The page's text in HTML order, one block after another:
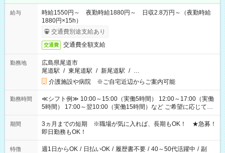
給与
時給1550円～ 夜勤時給1880円～ 日収2.8万円～（夜勤時給
1880円×15h）
交通費別途支給あり
交通費 交通費全額支給
勤務地
広島県尾道市
尾道駅 / 東尾道駅 / 新尾道駅 / …
介護施設や病院 ※ご自宅近辺からご案内可能
勤務時間
≪シフト例≫ 10:00～15:00（実働5時間） 12:00～17:00（実働
5時間） 17:00～翌10:00（実働15時間）など ご希望に応じて、
働く時間は調整できます！ お気軽に担当へ相談ください！
期間
3ヵ月までの短期 ※職場が気に入れば、長期もOK！ ★急募！
即日勤務もOK！
特徴 週1日からOK / 日払いOK / 履歴書不要 / 40～50代活躍中 / 副